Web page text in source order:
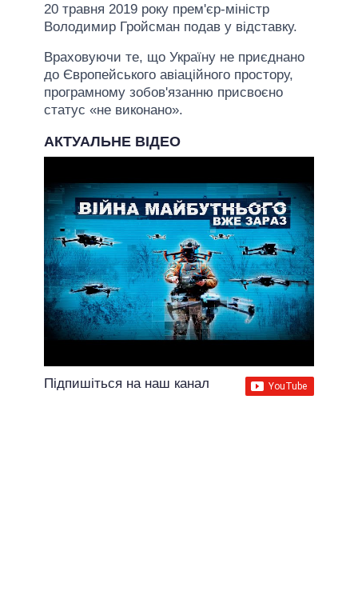
20 травня 2019 року прем'єр-міністр
Володимир Гройсман подав у відставку.
Враховуючи те, що Україну не приєднано
до Європейського авіаційного простору,
програмному зобов'язанню присвоєно
статус «не виконано».
АКТУАЛЬНЕ ВІДЕО
Підпишіться на наш канал